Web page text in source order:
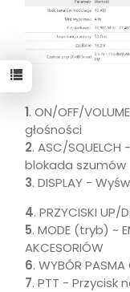
1. ON/OFF/
głośności
2. ASC/
blokada szumów
3. DISPLAY -
4. PRZYCISKI UP/
5. MODE (tryb) ~
AKCESORIÓW
6. WYBÓR
7. PTT - Przycisk